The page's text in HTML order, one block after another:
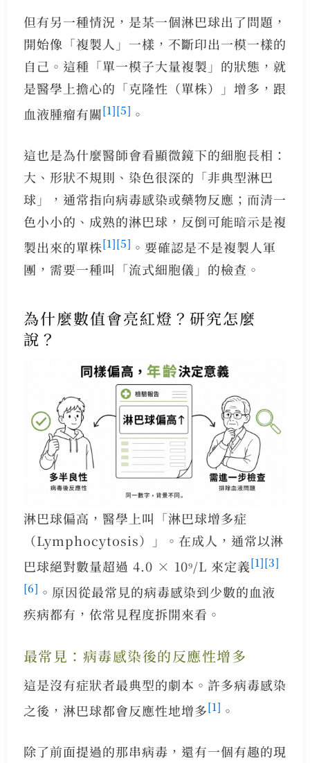
但有另一種情況，是某一個淋巴球出了問題，
開始像「複製人」一樣，不斷印出一模一樣的
自己。這種「單一模子大量複製」的狀態，就
是醫學上擔心的「克隆性（單株）」增多，跟
血液腫瘤有關[1][5] 。
這也是為什麼醫師會看顯微鏡下的細胞長相：
大、形狀不規則、染色很深的「非典型淋巴
球」，通常指向病毒感染或藥物反應；而清一
色小小的、成熟的淋巴球，反倒可能暗示是複
製出來的單株[1][5] 。要確認是不是複製人軍
團，需要一種叫「流式細胞儀」的檢查。
為什麼數值會亮紅燈？研究怎麼
說？
淋巴球偏高，醫學上叫「淋巴球增多症
（Lymphocytosis）」。在成人，通常以淋
巴球絕對數量超過 4.0 × 10⁹/L 來定義[1][3]
[6] 。原因從最常見的病毒感染到少數的血液
疾病都有，依常見程度拆開來看。
最常見：病毒感染後的反應性增多
這是沒有症狀者最典型的劇本。許多病毒感染
之後，淋巴球都會反應性地增多[1] 。
除了前面提過的那串病毒，還有一個有趣的現